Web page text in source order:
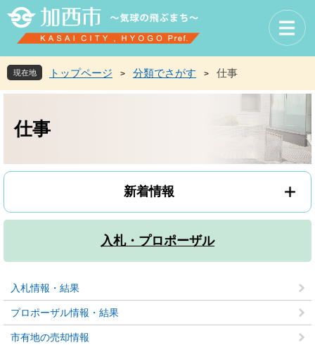
先
頭
で
を
飛
ば
へ
現在地 トップページ > 分類でさがす > 仕事
仕事
新着情報
入札・プロポーザル
入札情報・結果
プロポーザル情報・結果
市有地の売却情報